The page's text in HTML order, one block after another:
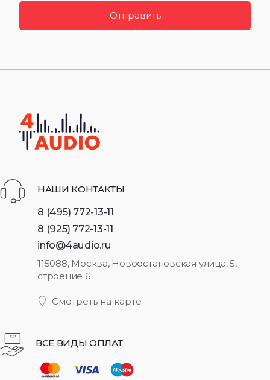
Отправить
НАШИ КОНТАКТЫ
8 (495) 772-13-11
8 (925) 772-13-11
info@4audio.ru
115088, Москва, Новоостаповская улица, 5,
строение 6
Смотреть на карте
ВСЕ ВИДЫ ОПЛАТ